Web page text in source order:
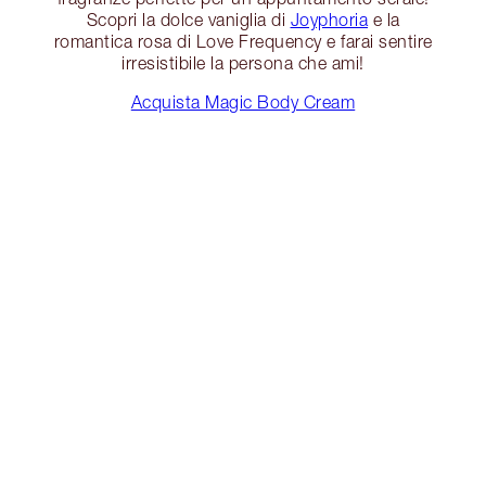
Scopri la dolce vaniglia di Joyphoria e la
romantica rosa di Love Frequency e farai sentire
irresistibile la persona che ami!
Acquista Magic Body Cream